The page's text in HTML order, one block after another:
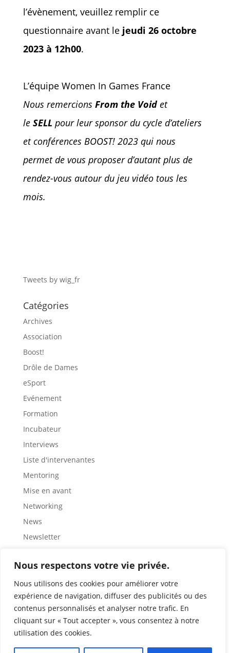
Nous respectons votre vie privée.
Nous utilisons des cookies pour améliorer votre
expérience de navigation, diffuser des publicités ou des
contenus personnalisés et analyser notre trafic. En
cliquant sur « Tout accepter », vous consentez à notre
utilisation des cookies.
l’évènement, veuillez remplir ce
questionnaire avant le jeudi 26 octobre
2023 à 12h00.
L’équipe Women In Games France
Nous remercionsFrom the Voidet
le SELL pour leur sponsor du cycle d’ateliers
et conférences BOOST! 2023 qui nous
permet de vous proposer d’autant plus de
rendez-vous autour du jeu vidéo tous les
mois.
Tweets by wig_fr
Catégories
Archives
Association
Boost!
Drôle de Dames
eSport
Evénement
Formation
Incubateur
Interviews
Liste d'intervenantes
Mentoring
Mise en avant
Networking
News
Newsletter
Rencontre
Représentation
Ressources
Retour d'expérience
Role modèles